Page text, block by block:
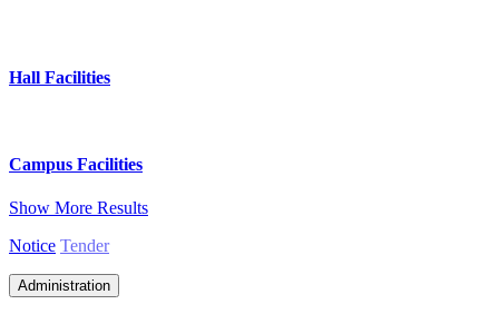
Hall Facilities
Campus Facilities
Show More Results
Notice Tender
Administration